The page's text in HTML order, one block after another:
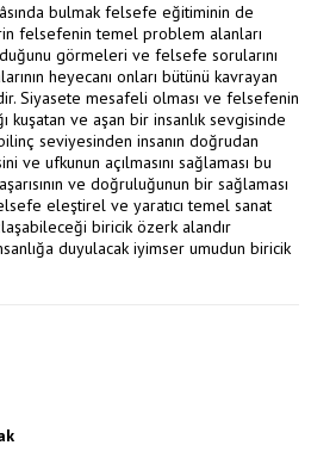
bulmak felsefe eğitiminin de
felsefenin temel problem alanları
görmeleri ve felsefe sorularını
heyecanı onları bütünü kavrayan
Siyasete mesafeli olması ve felsefenin
kuşatan ve aşan bir insanlık sevgisinde
seviyesinden insanın doğrudan
ve ufkunun açılmasını sağlaması bu
ve doğruluğunun bir sağlaması
eleştirel ve yaratıcı temel sanat
biricik özerk alandır
duyulacak iyimser umudun biricik